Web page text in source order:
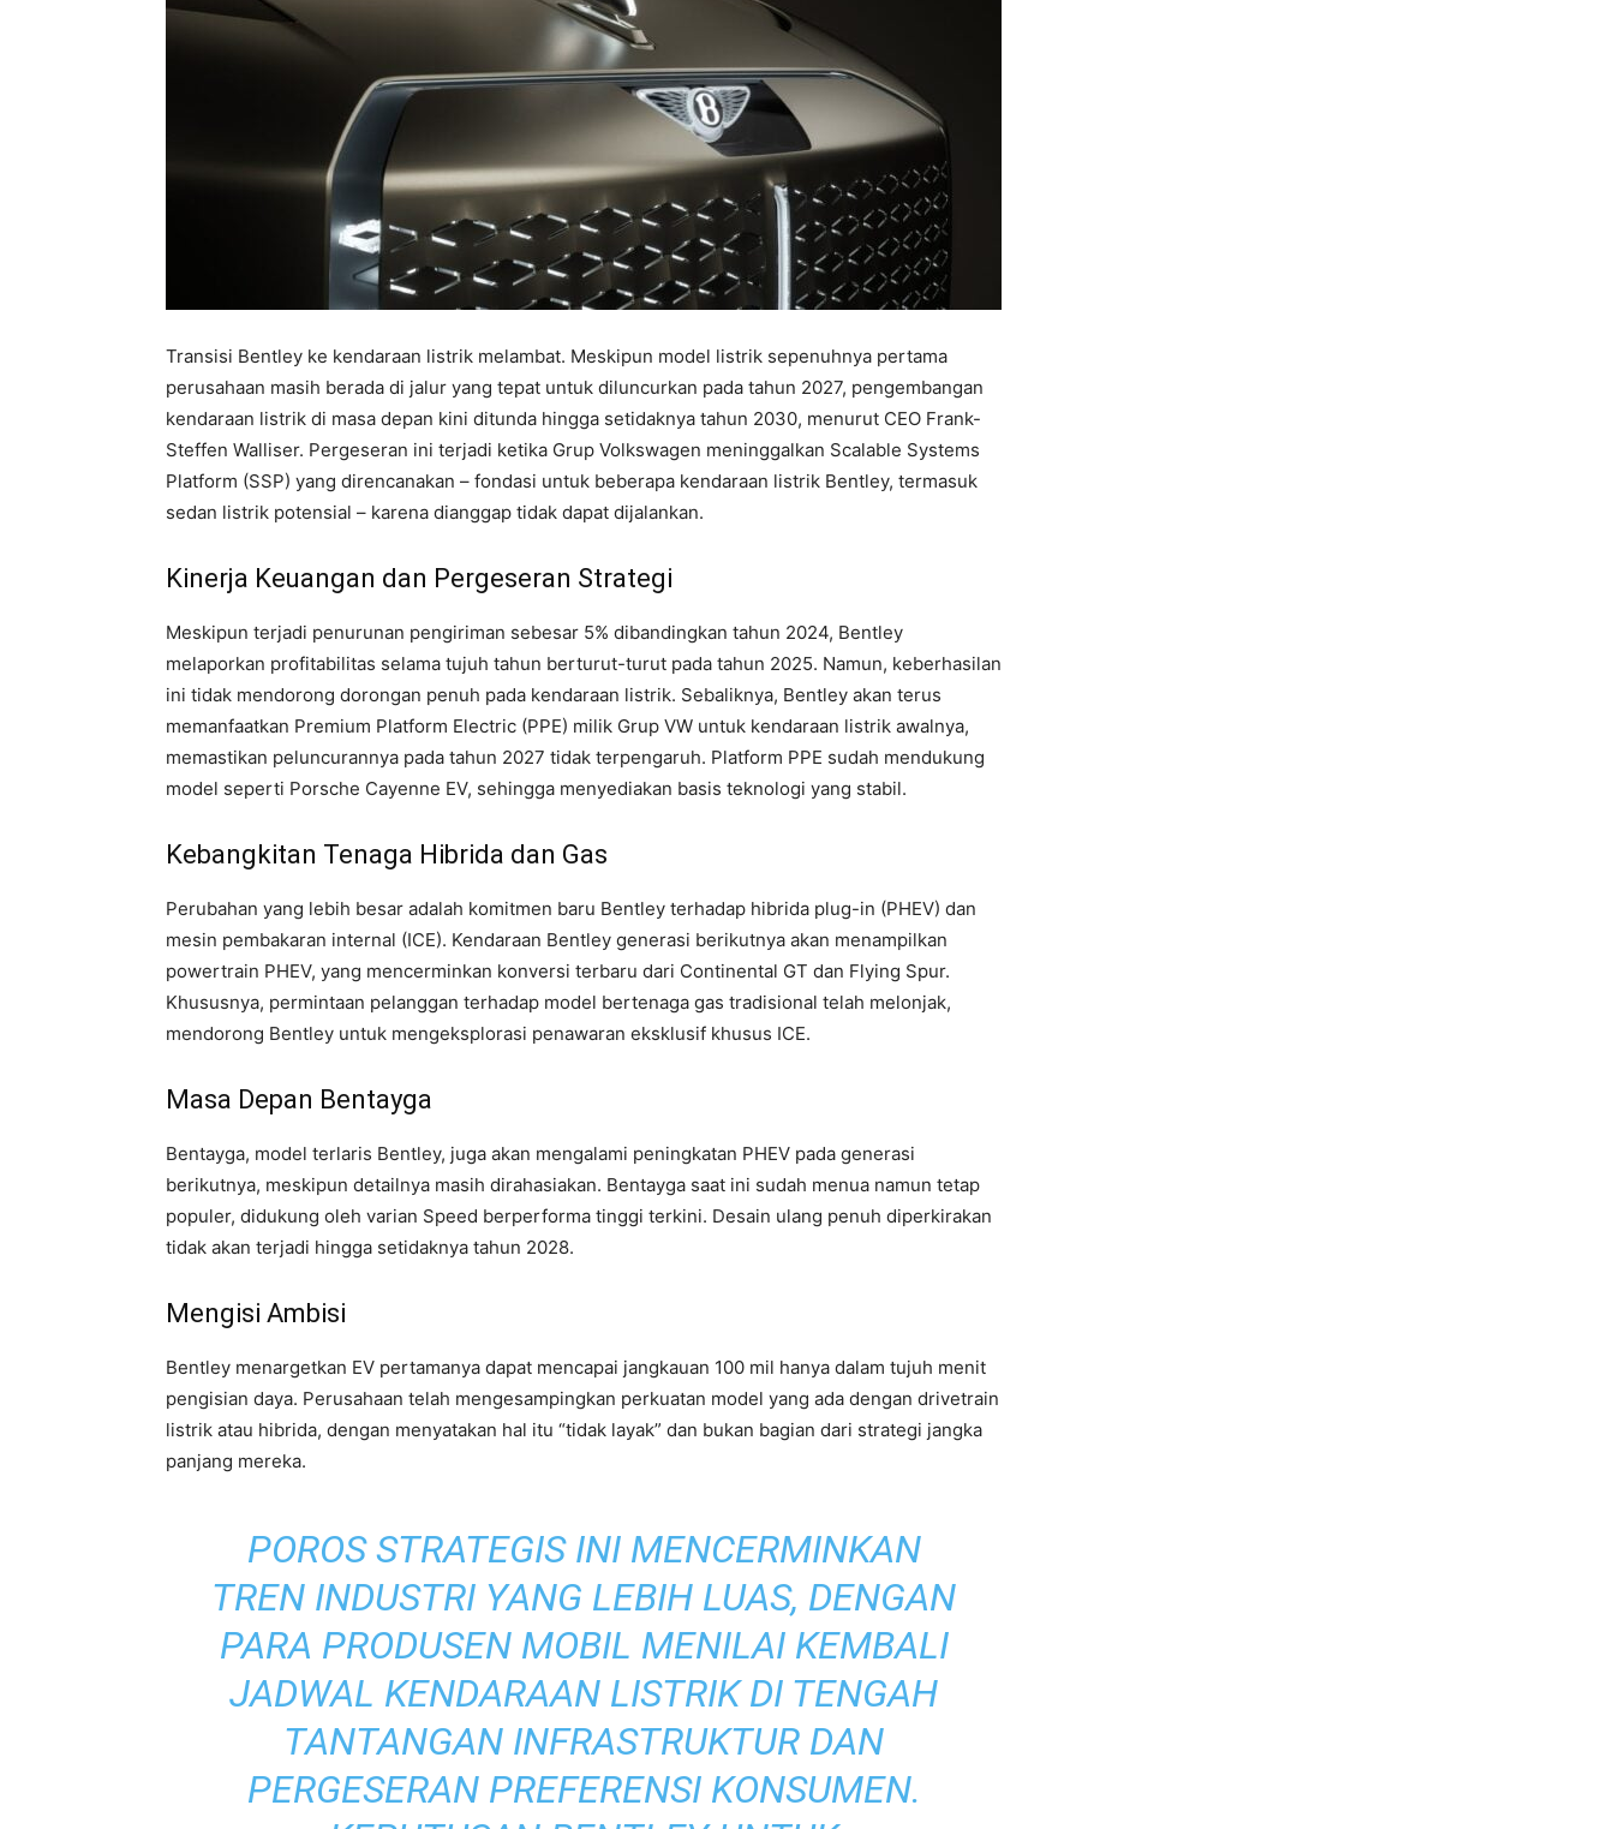
Transisi Bentley ke kendaraan listrik melambat. Meskipun model listrik sepenuhnya pertama
perusahaan masih berada di jalur yang tepat untuk diluncurkan pada tahun 2027, pengembangan
kendaraan listrik di masa depan kini ditunda hingga setidaknya tahun 2030, menurut CEO Frank-
Steffen Walliser. Pergeseran ini terjadi ketika Grup Volkswagen meninggalkan Scalable Systems
Platform (SSP) yang direncanakan – fondasi untuk beberapa kendaraan listrik Bentley, termasuk
sedan listrik potensial – karena dianggap tidak dapat dijalankan.
Kinerja Keuangan dan Pergeseran Strategi
Meskipun terjadi penurunan pengiriman sebesar 5% dibandingkan tahun 2024, Bentley
melaporkan profitabilitas selama tujuh tahun berturut-turut pada tahun 2025. Namun, keberhasilan
ini tidak mendorong dorongan penuh pada kendaraan listrik. Sebaliknya, Bentley akan terus
memanfaatkan Premium Platform Electric (PPE) milik Grup VW untuk kendaraan listrik awalnya,
memastikan peluncurannya pada tahun 2027 tidak terpengaruh. Platform PPE sudah mendukung
model seperti Porsche Cayenne EV, sehingga menyediakan basis teknologi yang stabil.
Kebangkitan Tenaga Hibrida dan Gas
Perubahan yang lebih besar adalah komitmen baru Bentley terhadap hibrida plug-in (PHEV) dan
mesin pembakaran internal (ICE). Kendaraan Bentley generasi berikutnya akan menampilkan
powertrain PHEV, yang mencerminkan konversi terbaru dari Continental GT dan Flying Spur.
Khususnya, permintaan pelanggan terhadap model bertenaga gas tradisional telah melonjak,
mendorong Bentley untuk mengeksplorasi penawaran eksklusif khusus ICE.
Masa Depan Bentayga
Bentayga, model terlaris Bentley, juga akan mengalami peningkatan PHEV pada generasi
berikutnya, meskipun detailnya masih dirahasiakan. Bentayga saat ini sudah menua namun tetap
populer, didukung oleh varian Speed ​​berperforma tinggi terkini. Desain ulang penuh diperkirakan
tidak akan terjadi hingga setidaknya tahun 2028.
Mengisi Ambisi
Bentley menargetkan EV pertamanya dapat mencapai jangkauan 100 mil hanya dalam tujuh menit
pengisian daya. Perusahaan telah mengesampingkan perkuatan model yang ada dengan drivetrain
listrik atau hibrida, dengan menyatakan hal itu “tidak layak” dan bukan bagian dari strategi jangka
panjang mereka.
POROS STRATEGIS INI MENCERMINKAN
TREN INDUSTRI YANG LEBIH LUAS, DENGAN
PARA PRODUSEN MOBIL MENILAI KEMBALI
JADWAL KENDARAAN LISTRIK DI TENGAH
TANTANGAN INFRASTRUKTUR DAN
PERGESERAN PREFERENSI KONSUMEN.